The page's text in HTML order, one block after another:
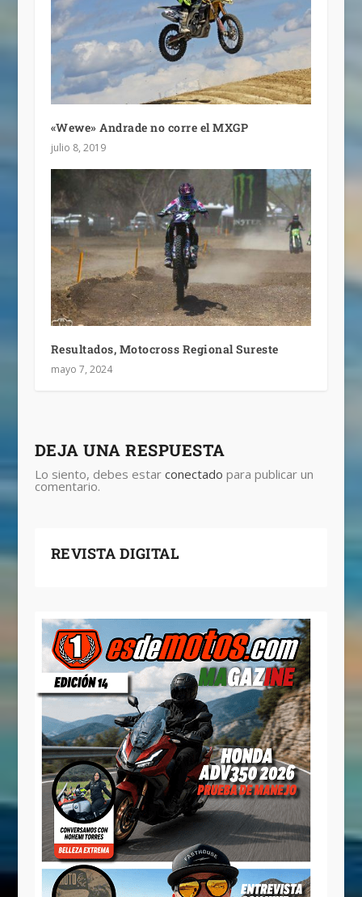
«Wewe» Andrade no corre el MXGP
julio 8, 2019
Resultados, Motocross Regional Sureste
mayo 7, 2024
DEJA UNA RESPUESTA
Lo siento, debes estar conectado para publicar un
comentario.
REVISTA DIGITAL